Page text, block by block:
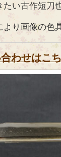
い古作短刀
り画像の色
わせはこ